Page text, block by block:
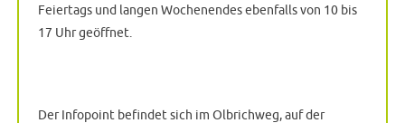
Feiertags und langen Wochenendes ebenfalls von 10 bis
17 Uhr geöffnet.
Der Infopoint befindet sich im Olbrichweg, auf der